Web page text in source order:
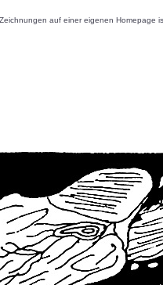
auf einer eigenen Homepage